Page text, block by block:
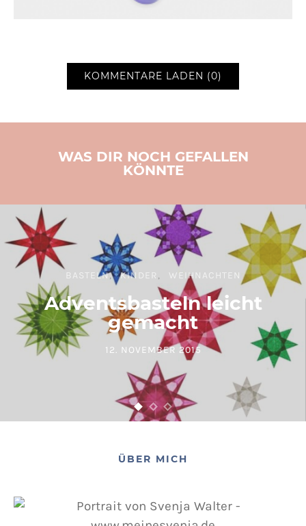
KOMMENTARE LADEN (0)
WAS DIR NOCH GEFALLEN
KÖNNTE
BASTELN KINDER WEIHNACHTEN
Adventsbasteln leicht
gemacht
POSTED ON
12. NOVEMBER 2015
ÜBER MICH